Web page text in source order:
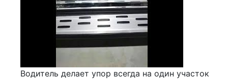
Водитель делает упор всегда на один участок